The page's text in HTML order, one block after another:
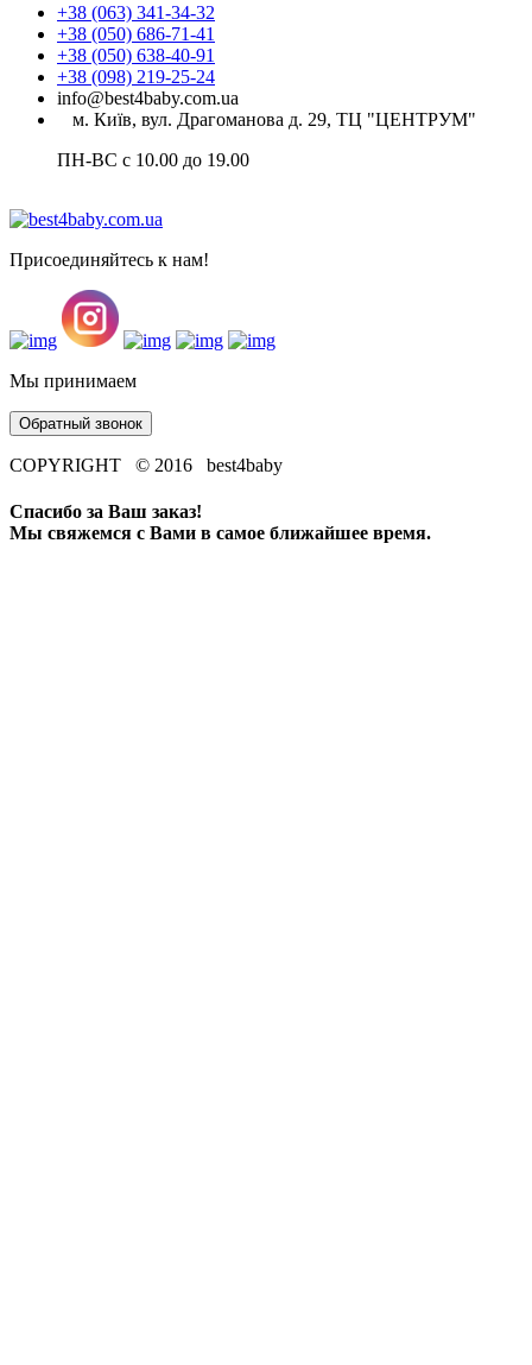
+38 (063) 341-34-32
+38 (050) 686-71-41
+38 (050) 638-40-91
+38 (098) 219-25-24
info@best4baby.com.ua
м. Київ, вул. Драгоманова д. 29, ТЦ "ЦЕНТРУМ"
ПН-ВС с 10.00 до 19.00
Присоединяйтесь к нам!
Мы принимаем
Обратный звонок
COPYRIGHT © 2016 best4baby
Спасибо за Ваш заказ!
Мы свяжемся с Вами в самое ближайшее время.